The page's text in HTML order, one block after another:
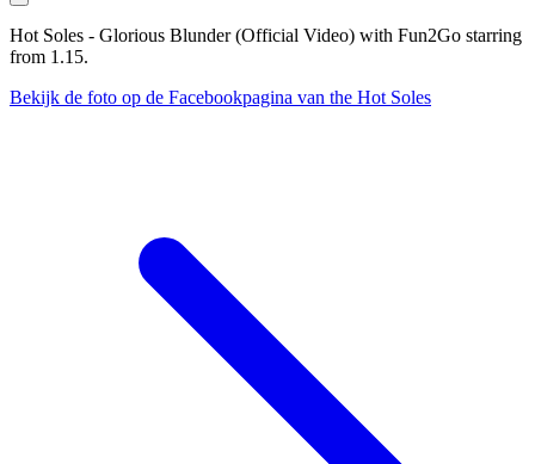
Hot Soles - Glorious Blunder (Official Video) with Fun2Go starring
from 1.15.
Bekijk de foto op de Facebookpagina van the Hot Soles